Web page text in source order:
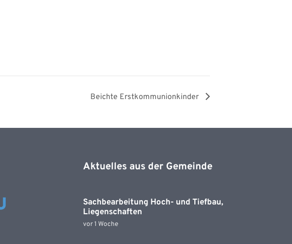
Beichte Erstkommunionkinder
Aktuelles aus der Gemeinde
Sachbearbeitung Hoch- und Tiefbau,
Liegenschaften
vor 1 Woche